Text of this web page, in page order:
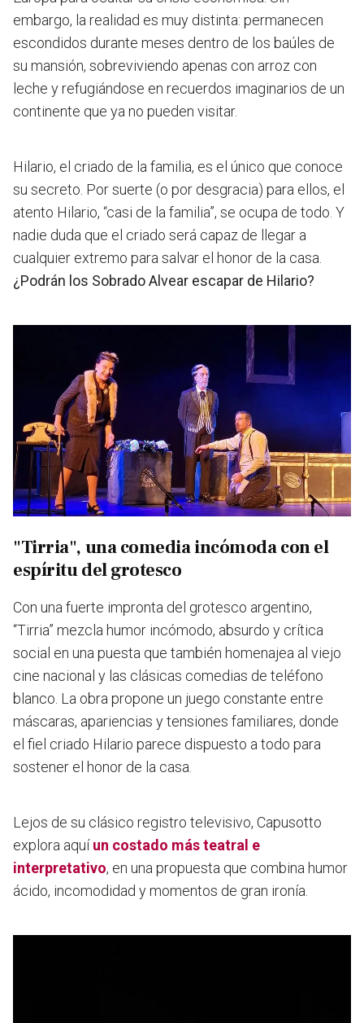
embargo, la realidad es muy distinta: permanecen
escondidos durante meses dentro de los baúles de
su mansión, sobreviviendo apenas con arroz con
leche y refugiándose en recuerdos imaginarios de un
continente que ya no pueden visitar.
Hilario, el criado de la familia, es el único que conoce
su secreto. Por suerte (o por desgracia) para ellos, el
atento Hilario, “casi de la familia”, se ocupa de todo. Y
nadie duda que el criado será capaz de llegar a
cualquier extremo para salvar el honor de la casa.
¿Podrán los Sobrado Alvear escapar de Hilario?
"Tirria", una comedia incómoda con el
espíritu del grotesco
Con una fuerte impronta del grotesco argentino,
“Tirria” mezcla humor incómodo, absurdo y crítica
social en una puesta que también homenajea al viejo
cine nacional y las clásicas comedias de teléfono
blanco. La obra propone un juego constante entre
máscaras, apariencias y tensiones familiares, donde
el fiel criado Hilario parece dispuesto a todo para
sostener el honor de la casa.
Lejos de su clásico registro televisivo, Capusotto
explora aquíun costado más teatral e
interpretativo, en una propuesta que combina humor
ácido, incomodidad y momentos de gran ironía.